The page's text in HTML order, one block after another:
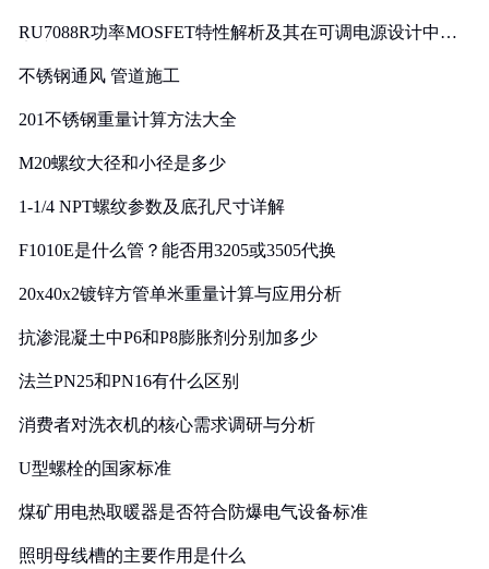
RU7088R功率MOSFET特性解析及其在可调电源设计中的
不锈钢通风 管道施工
201不锈钢重量计算方法大全
M20螺纹大径和小径是多少
1-1/4 NPT螺纹参数及底孔尺寸详解
F1010E是什么管？能否用3205或3505代换
20x40x2镀锌方管单米重量计算与应用分析
抗渗混凝土中P6和P8膨胀剂分别加多少
法兰PN25和PN16有什么区别
消费者对洗衣机的核心需求调研与分析
U型螺栓的国家标准
煤矿用电热取暖器是否符合防爆电气设备标准
照明母线槽的主要作用是什么